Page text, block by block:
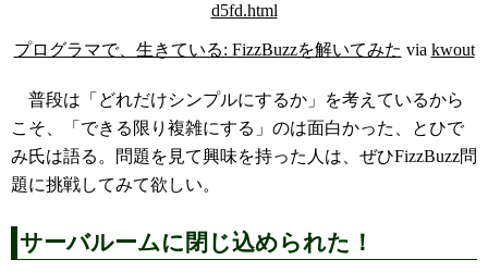
プログラマで、生きている: FizzBuzzを解いてみた via kwout
普段は「どれだけシンプルにするか」を考えているから
こそ、「できる限り複雑にする」のは面白かった、とひで
み氏は語る。問題を見て興味を持った人は、ぜひFizzBuzz問
題に挑戦してみて欲しい。
サーバルームに閉じ込められた！